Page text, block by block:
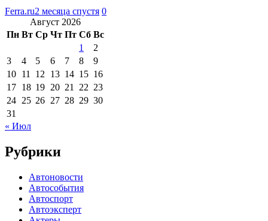
Ferra.ru2 месяца спустя 0
Август 2026
Пн Вт Ср Чт Пт Сб Вс
1
2
3
4 5 6 7 8
9
10 11 12 13 14 15 16
17 18 19 20 21 22 23
24 25 26 27 28 29 30
31
« Июл
Рубрики
Автоновости
Автособытия
Автоспорт
Автоэксперт